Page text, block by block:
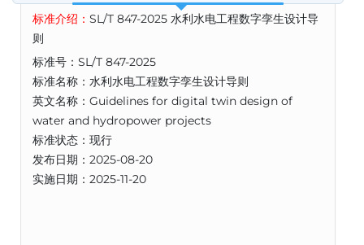
标准介绍： SL/T 847-2025 水利水电工程数字孪生设计导
则
标准号：SL/T 847-2025
标准名称：水利水电工程数字孪生设计导则
英文名称：Guidelines for digital twin design of
water and hydropower projects
标准状态：现行
发布日期：2025-08-20
实施日期：2025-11-20